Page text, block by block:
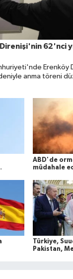
62'nci
Erenköy
anma töreni
çocuklara barış ve
dikkat
ABD'de
müdahale
Türkiye,
Pakistan,